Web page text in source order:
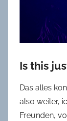
Is this
Das alles
also weiter,
Freunden,